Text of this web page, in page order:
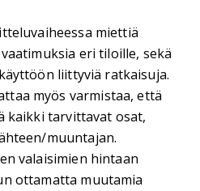
miettiä
eri tiloille, sekä
liittyviä ratkaisuja.
myös varmistaa, että
kaikki tarvittavat osat,
muuntajan.
valaisimien hintaan
ottamatta muutamia